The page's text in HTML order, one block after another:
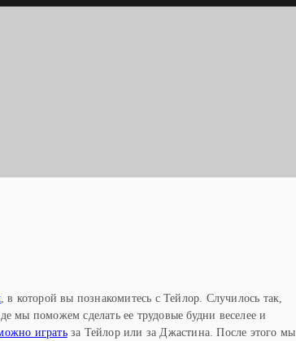
, в которой вы познакомитесь с Тейлор. Случилось так,
мы поможем сделать ее трудовые будни веселее и
игратьза Тейлор или за Джастина. После этого мы